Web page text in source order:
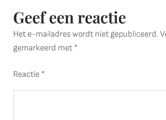
Geef een reactie
Het e-mailadres wordt niet gepubliceerd.
gemarkeerd met *
Reactie *